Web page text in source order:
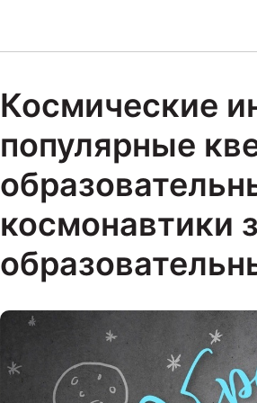
Космические
популярные
космонавтики